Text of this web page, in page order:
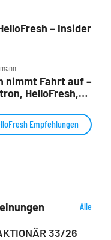
– Insider
nimmt Fahrt auf –
HelloFresh,
Empfehlungen
Alle
33/26